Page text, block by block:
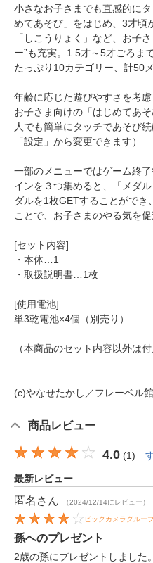
小さなお子さまでも直感的に
めてあそび」をはじめ、3才頃
「しこうりょく」など、お子
ー”も充実。1.5才～5才ごろま
たっぷり10カテゴリー、計50
年齢に応じた遊びやすさを考
お子さま向けの「はじめてあ
人でも簡単にタッチであそび
「設定」から変更できます）
一部のメニューではゲーム終
インを３つ集めると、「メダ
ダルを1枚GETすることができ
ことで、お子さまのやる気を
[セット内容]
・本体…1
・取扱説明書…1枚
[使用電池]
単3乾電池×4個（別売り）
（本商品のセット内容以外は付
(c)やなせたかし／フレーベル
商品レビュー
4.0 (1)
最新レビュー
匿名 さん （2024/12/14にレビュー）
ビックカメラグルー
孫へのプレゼント
2歳の孫にプレゼントしました